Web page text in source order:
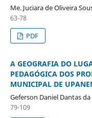
Me. Juciara de Oliveira
63-78
PDF
A GEOGRAFIA DO
PEDAGÓGICA DOS
MUNICIPAL DE
Geferson Daniel Dantas
79-109